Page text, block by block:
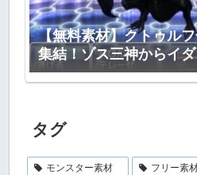
【無料素材】クトゥル
集結！ゾス三神からイ
インスマス面まで網羅
タグ
モンスター素材 フリー素